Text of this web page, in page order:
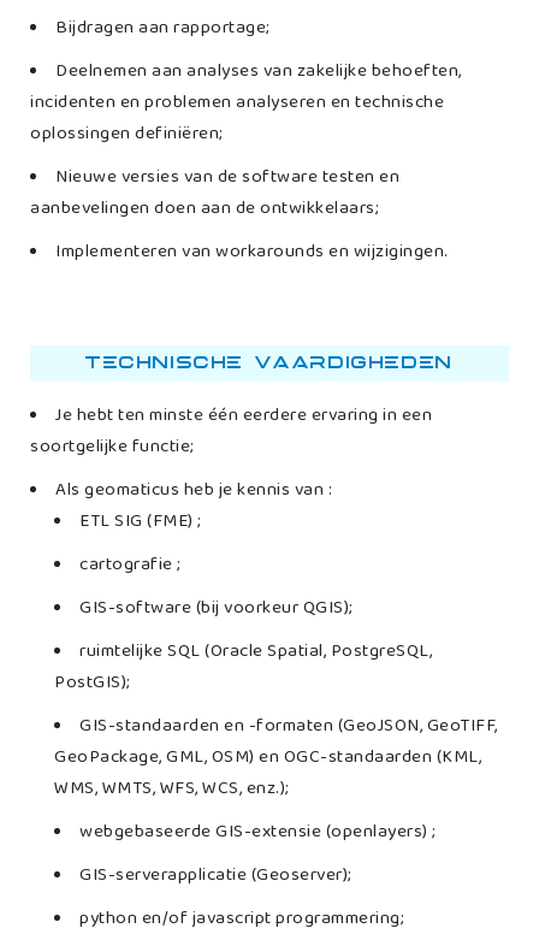
Bijdragen aan rapportage;
Deelnemen aan analyses van zakelijke behoeften,
incidenten en problemen analyseren en technische
oplossingen definiëren;
Nieuwe versies van de software testen en
aanbevelingen doen aan de ontwikkelaars;
Implementeren van workarounds en wijzigingen.
Technische vaardigheden
Je hebt ten minste één eerdere ervaring in een
soortgelijke functie;
Als geomaticus heb je kennis van :
ETL SIG (FME) ;
cartografie ;
GIS-software (bij voorkeur QGIS);
ruimtelijke SQL (Oracle Spatial, PostgreSQL,
PostGIS);
GIS-standaarden en -formaten (GeoJSON, GeoTIFF,
GeoPackage, GML, OSM) en OGC-standaarden (KML,
WMS, WMTS, WFS, WCS, enz.);
webgebaseerde GIS-extensie (openlayers) ;
GIS-serverapplicatie (Geoserver);
python en/of javascript programmering;